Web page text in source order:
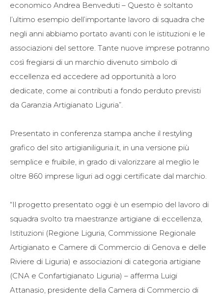
economico Andrea Benveduti – Questo è soltanto
l’ultimo esempio dell’importante lavoro di squadra che
negli anni abbiamo portato avanti con le istituzioni e le
associazioni del settore. Tante nuove imprese potranno
così fregiarsi di un marchio divenuto simbolo di
eccellenza ed accedere ad opportunità a loro
dedicate, come ai contributi a fondo perduto previsti
da Garanzia Artigianato Liguria”.
Presentato in conferenza stampa anche il restyling
grafico del sito artigianiliguria.it, in una versione più
semplice e fruibile, in grado di valorizzare al meglio le
oltre 860 imprese liguri ad oggi certificate dal marchio.
“Il progetto presentato oggi è un esempio del lavoro di
squadra svolto tra maestranze artigiane di eccellenza,
Istituzioni (Regione Liguria, Commissione Regionale
Artigianato e Camere di Commercio di Genova e delle
Riviere di Liguria) e associazioni di categoria artigiane
(CNA e Confartigianato Liguria) – afferma Luigi
Attanasio, presidente della Camera di Commercio di